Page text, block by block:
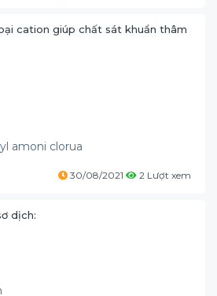
cation giúp chất sát khuẩn thâm
amoni clorua
30/08/2021 2 Lượt xem
dịch: